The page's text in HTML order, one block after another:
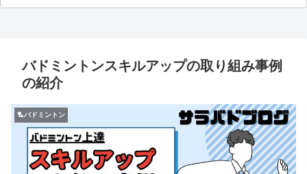
バドミントンスキルアップの取り組み事例
の紹介
🏸バドミントン